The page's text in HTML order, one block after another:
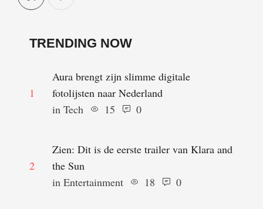
TRENDING NOW
1
Aura brengt zijn slimme digitale
fotolijsten naar Nederland
in Tech 15 0
2
Zien: Dit is de eerste trailer van Klara and
the Sun
in Entertainment 18 0